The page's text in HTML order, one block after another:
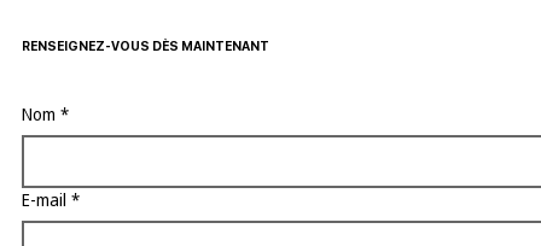
Nom *
E-mail *
RENSEIGNEZ-VOUS DÈS MAINTENANT